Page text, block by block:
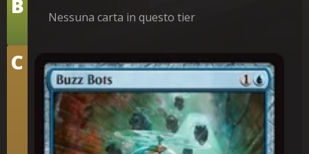
B Nessuna carta in questo tier
Tier
C Robot Ronzanti